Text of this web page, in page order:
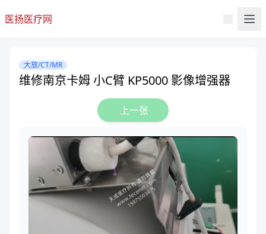
医扬医疗网
大放/CT/MR
维修南京卡姆 小C臂 KP5000 影像增强器
上一张